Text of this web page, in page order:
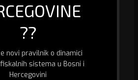
??
novi pravilnik o dinamici
sistema u Bosni i
Hercegovini
667 300